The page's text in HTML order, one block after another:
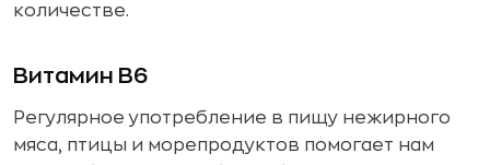
количестве.
Витамин B6
Регулярное употребление в пищу нежирного
мяса, птицы и морепродуктов помогает нам